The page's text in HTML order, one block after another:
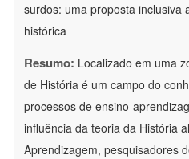
surdos: uma proposta inclusiva
histórica
Resumo: Localizado em uma
de História é um campo do
processos de ensino-
influência da teoria da História
Aprendizagem, pesquisadores